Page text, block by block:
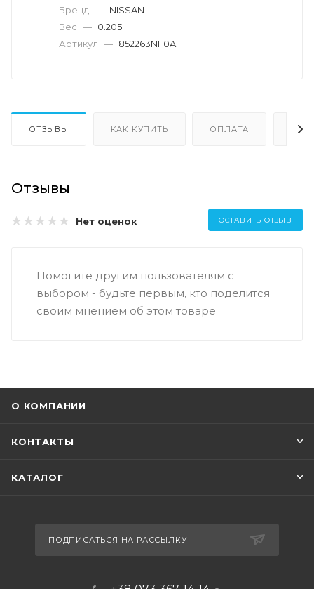
Бренд — NISSAN
Вес — 0.205
Артикул — 852263NF0A
ОТЗЫВЫ КАК КУПИТЬ ОПЛАТА
Отзывы
Нет оценок ОСТАВИТЬ ОТЗЫВ
Помогите другим пользователям с
выбором - будьте первым, кто поделится
своим мнением об этом товаре
О КОМПАНИИ
КОНТАКТЫ
КАТАЛОГ
ПОДПИСАТЬСЯ НА РАССЫЛКУ